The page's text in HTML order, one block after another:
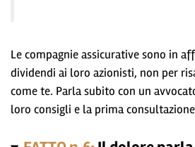
Le compagnie assicurative sono in
dividendi ai loro azionisti, non per
come te. Parla subito con un
loro consigli e la prima